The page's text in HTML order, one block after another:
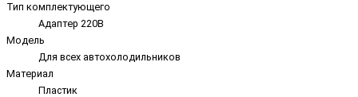
Тип комплектующего
Адаптер 220В
Модель
Для всех автохолодильников
Материал
Пластик